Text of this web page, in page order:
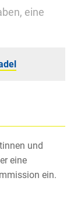
eine
und
eine
ein.